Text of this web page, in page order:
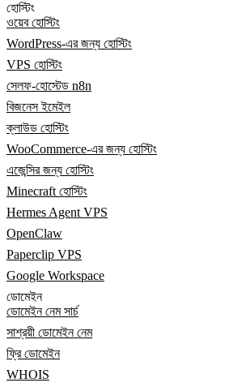
হোস্টিং
ওয়েব হোস্টিং
WordPress-এর জন্য হোস্টিং
VPS হোস্টিং
সেলফ-হোস্টেড n8n
বিজনেস ইমেইল
ক্লাউড হোস্টিং
WooCommerce-এর জন্য হোস্টিং
এজেন্সির জন্য হোস্টিং
Minecraft হোস্টিং
Hermes Agent VPS
OpenClaw
Paperclip VPS
Google Workspace
ডোমেইন
ডোমেইন নেম সার্চ
সাশ্রয়ী ডোমেইন নেম
ফ্রি ডোমেইন
WHOIS